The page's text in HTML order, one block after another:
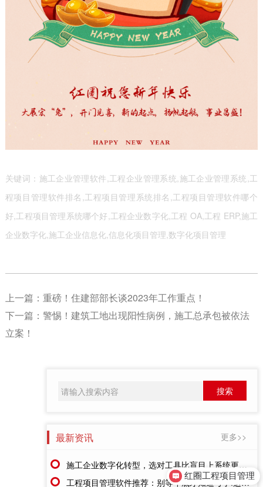
关键词：施工企业管理软件,工程企业管理系统,施工企业管理系统,工
程项目管理软件排名,工程项目管理系统排名,工程项目管理软件哪个
好,工程项目管理系统哪个好,工程企业数字化,工程 OA,工程 ERP,施工
企业数字化,施工企业信息化,信息化项目管理,数字化项目管理
上一篇： 重磅！住建部部长谈2023年工作重点！
下一篇： 警惕！建筑工地出现阳性病例，施工总承包被依法
立案！
最新资讯 更多>>
施工企业数字化转型，选对工具比盲目上系统更重要
工程项目管理软件推荐：别等年底才知道亏了!这套系统让每一分钱都有迹可循
红圈工程项目管理